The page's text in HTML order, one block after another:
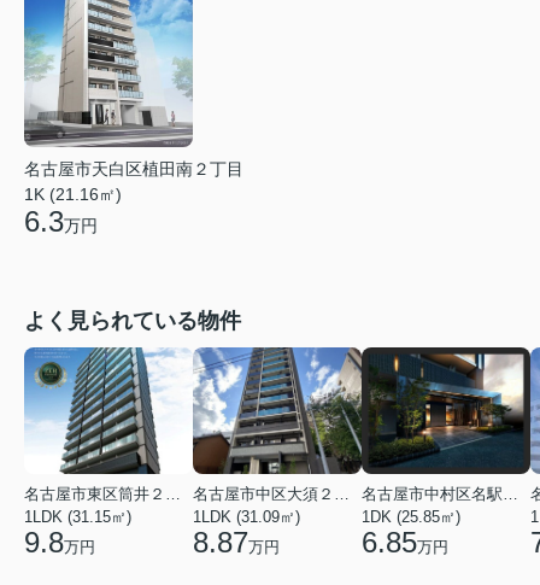
名古屋市天白区植田南２丁目
1K (21.16㎡)
6.3万円
よく見られている物件
1LDK (31.15㎡)
9.8万円
1LDK (31.09㎡)
8.87万円
1DK (25.85㎡)
6.85万円